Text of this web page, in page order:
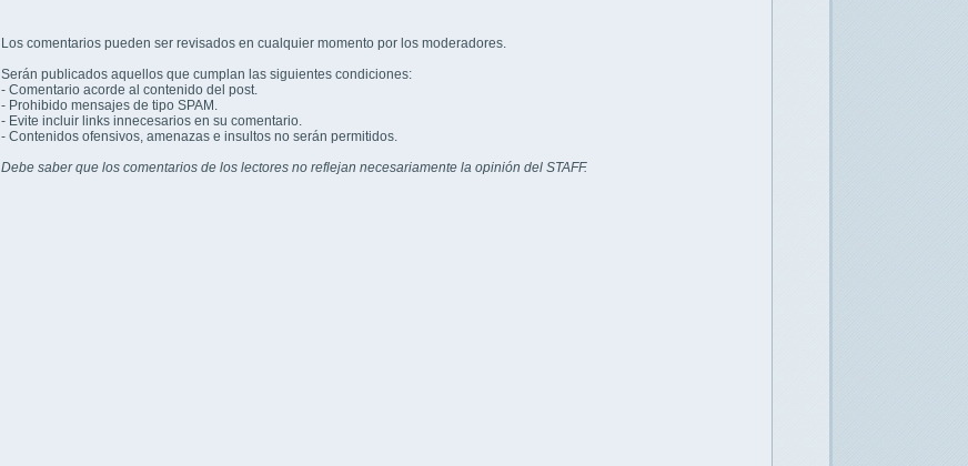
Los comentarios pueden ser revisados en cualquier momento por los moderadores.
Serán publicados aquellos que cumplan las siguientes condiciones:
- Comentario acorde al contenido del post.
- Prohibido mensajes de tipo SPAM.
- Evite incluir links innecesarios en su comentario.
- Contenidos ofensivos, amenazas e insultos no serán permitidos.
Debe saber que los comentarios de los lectores no reflejan necesariamente la opinión del STAFF.